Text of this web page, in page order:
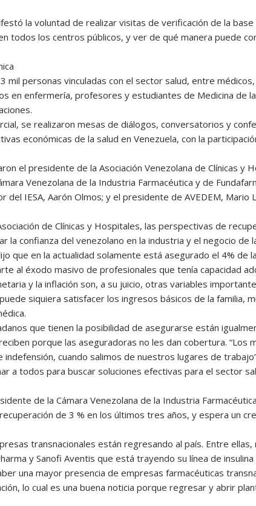
la voluntad de realizar visitas de verificación de la
todos los centros públicos, y ver de qué manera puede
mil personas vinculadas con el sector salud, entre
en enfermería, profesores y estudiantes de Medicina de la
se realizaron mesas de diálogos, conversatorios y
económicas de la salud en Venezuela, con la
el presidente de la Asociación Venezolana de Clínicas y
Venezolana de la Industria Farmacéutica y de
del IESA, Aarón Olmos; y el presidente de AVEDEM, Mario
de Clínicas y Hospitales, las perspectivas de
la confianza del venezolano en la industria y el negocio de
que en la actualidad solamente está asegurado el 4% de
al éxodo masivo de profesionales que tenía capacidad
y la inflación son, a su juicio, otras variables
siquiera satisfacer los ingresos básicos de la familia,
que tienen la posibilidad de asegurarse están
porque las aseguradoras no les dan cobertura. “Los
cuando salimos de nuestros lugares de
a todos para buscar soluciones efectivas para el sector
de la Cámara Venezolana de la Industria
de 3 % en los últimos tres años, y espera un
transnacionales están regresando al país. Entre ellas,
y Sanofi Aventis que está trayendo su línea de
una mayor presencia de empresas farmacéuticas
lo cual es una buena noticia porque regresar y abrir